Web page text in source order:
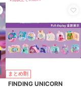
まとめ割
FINDING UNICORN